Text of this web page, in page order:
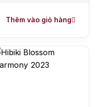
Thêm vào giỏ hàng